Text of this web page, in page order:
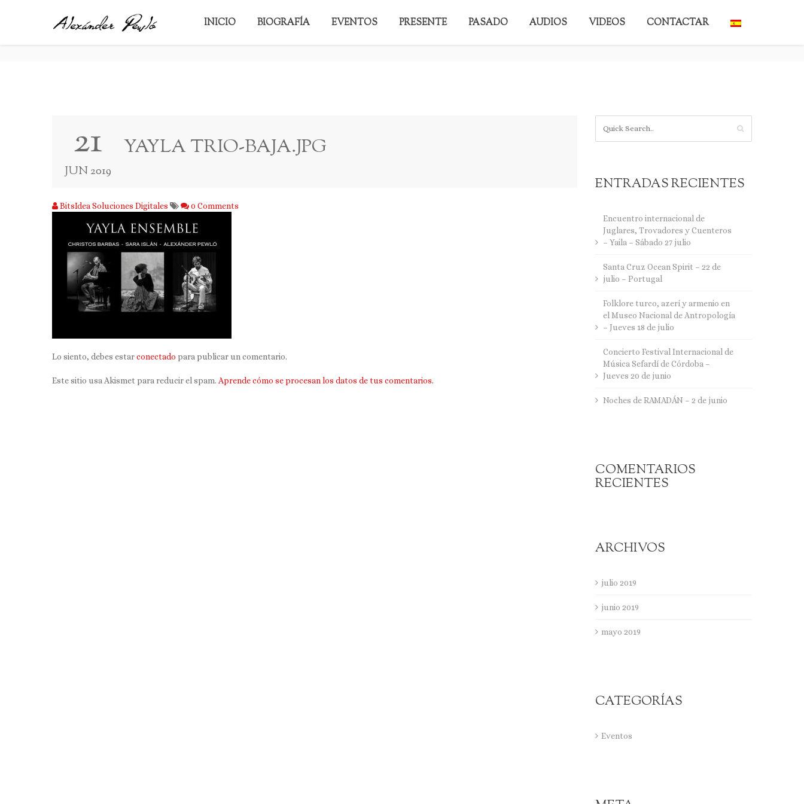
INICIO BIOGRAFÍA EVENTOS PRESENTE PASADO AUDIOS VIDEOS CONTACTAR
YAYLA TRIO-BAJA.JPG
21
JUN 2019
YAYLA TRIO-BAJA.JPG
BitsIdea Soluciones Digitales 0 Comments
Lo siento, debes estarconectado para publicar un comentario.
Este sitio usa Akismet para reducir el spam. Aprende cómo se procesan los datos de tus comentarios.
ENTRADAS RECIENTES
Encuentro internacional de
Juglares, Trovadores y Cuenteros
– Yaila – Sábado 27 julio
Santa Cruz Ocean Spirit – 22 de
julio – Portugal
Folklore turco, azerí y armenio en
el Museo Nacional de Antropología
– Jueves 18 de julio
Concierto Festival Internacional de
Música Sefardí de Córdoba –
Jueves 20 de junio
Noches de RAMADÁN – 2 de junio
COMENTARIOS
RECIENTES
ARCHIVOS
julio 2019
junio 2019
mayo 2019
CATEGORÍAS
Eventos